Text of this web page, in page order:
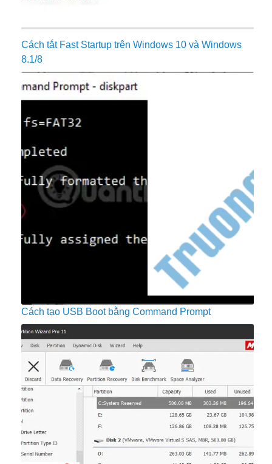
Cách tắt Fast Startup trên Windows 10 và Windows
8.1/8
Cách tạo USB Boot bằng Command Prompt